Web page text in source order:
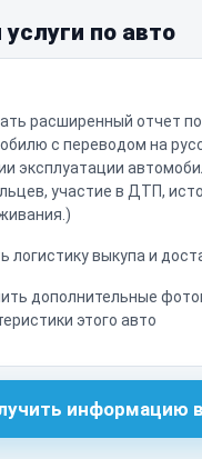
по авто
расширенный отчет
с переводом на
эксплуатации
участие в ДТП,
логистику выкупа и
дополнительные
этого авто
информацию